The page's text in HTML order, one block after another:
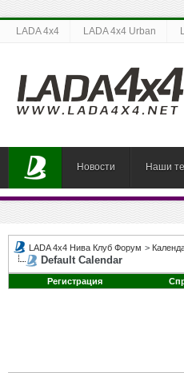
LADA 4x4 LADA 4x4 Urban
Новости Наши
LADA 4x4 Нива Клуб Форум >
Default Calendar
Регистрация